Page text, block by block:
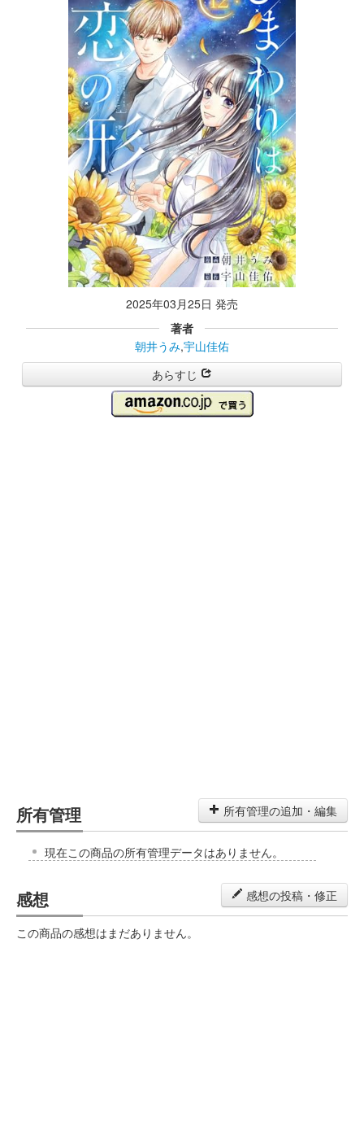
2025年03月25日 発売
著者
朝井うみ,宇山佳佑
あらすじ
所有管理 所有管理の追加・編集
現在この商品の所有管理データはありません。
感想 感想の投稿・修正
この商品の感想はまだありません。